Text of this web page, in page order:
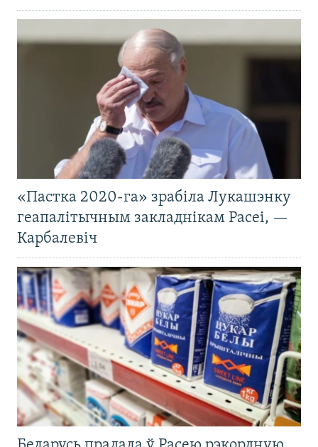
«Пастка 2020-га» зрабіла Лукашэнку
геапалітычным закладнікам Расеі, —
Карбалевіч